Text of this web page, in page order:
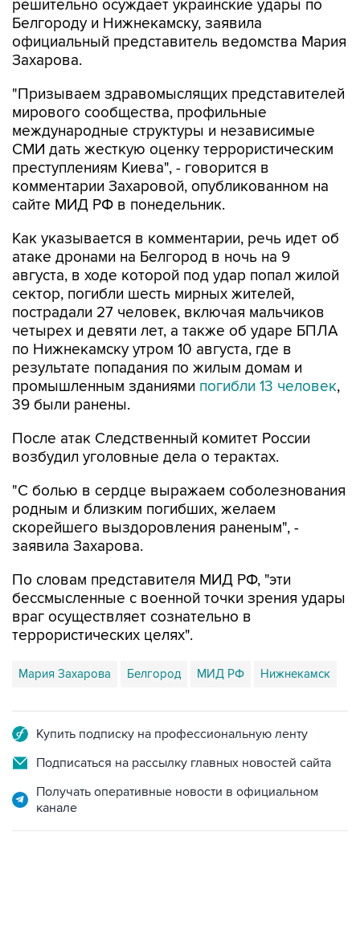
решительно осуждает украинские удары по
Белгороду и Нижнекамску, заявила
официальный представитель ведомства Мария
Захарова.
"Призываем здравомыслящих представителей
мирового сообщества, профильные
международные структуры и независимые
СМИ дать жесткую оценку террористическим
преступлениям Киева", - говорится в
комментарии Захаровой, опубликованном на
сайте МИД РФ в понедельник.
Как указывается в комментарии, речь идет об
атаке дронами на Белгород в ночь на 9
августа, в ходе которой под удар попал жилой
сектор, погибли шесть мирных жителей,
пострадали 27 человек, включая мальчиков
четырех и девяти лет, а также об ударе БПЛА
по Нижнекамску утром 10 августа, где в
результате попадания по жилым домам и
промышленным зданиями погибли 13 человек,
39 были ранены.
После атак Следственный комитет России
возбудил уголовные дела о терактах.
"С болью в сердце выражаем соболезнования
родным и близким погибших, желаем
скорейшего выздоровления раненым", -
заявила Захарова.
По словам представителя МИД РФ, "эти
бессмысленные с военной точки зрения удары
враг осуществляет сознательно в
террористических целях".
Мария Захарова Белгород МИД РФ Нижнекамск
Купить подписку на профессиональную ленту
Подписаться на рассылку главных новостей сайта
Получать оперативные новости в официальном
канале